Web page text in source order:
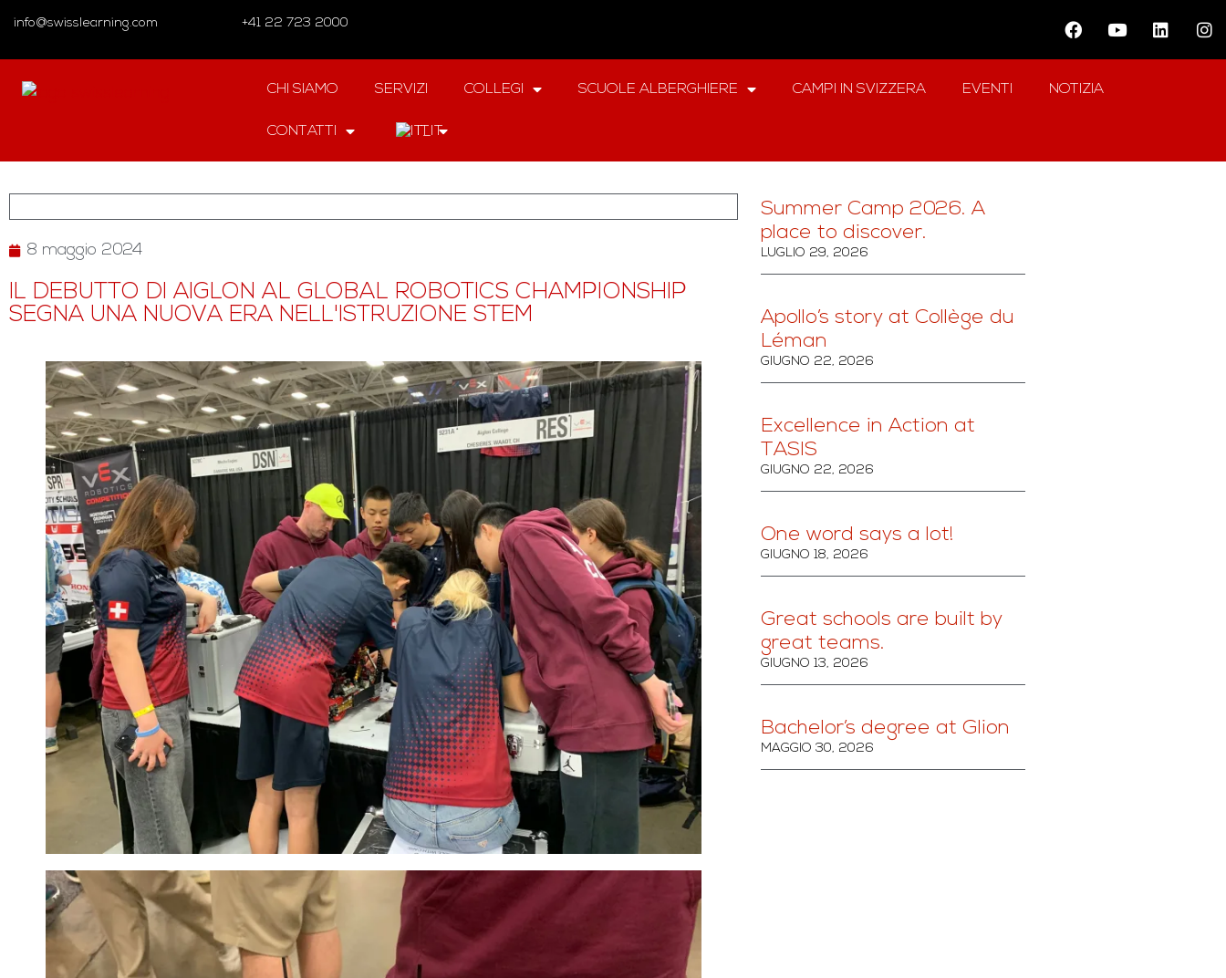
info@swisslearning.com +41 22 723 2000
CHI SIAMO SERVIZI COLLEGI SCUOLE ALBERGHIERE CAMPI IN SVIZZERA EVENTI NOTIZIA
CONTATTI IT
8 maggio 2024
IL DEBUTTO DI AIGLON AL GLOBAL ROBOTICS CHAMPIONSHIP
SEGNA UNA NUOVA ERA NELL'ISTRUZIONE STEM
Summer Camp 2026. A
place to discover.
LUGLIO 29, 2026
Apollo’s story at Collège du
Léman
GIUGNO 22, 2026
Excellence in Action at
TASIS
GIUGNO 22, 2026
One word says a lot!
GIUGNO 18, 2026
Great schools are built by
great teams.
GIUGNO 13, 2026
Bachelor’s degree at Glion
MAGGIO 30, 2026